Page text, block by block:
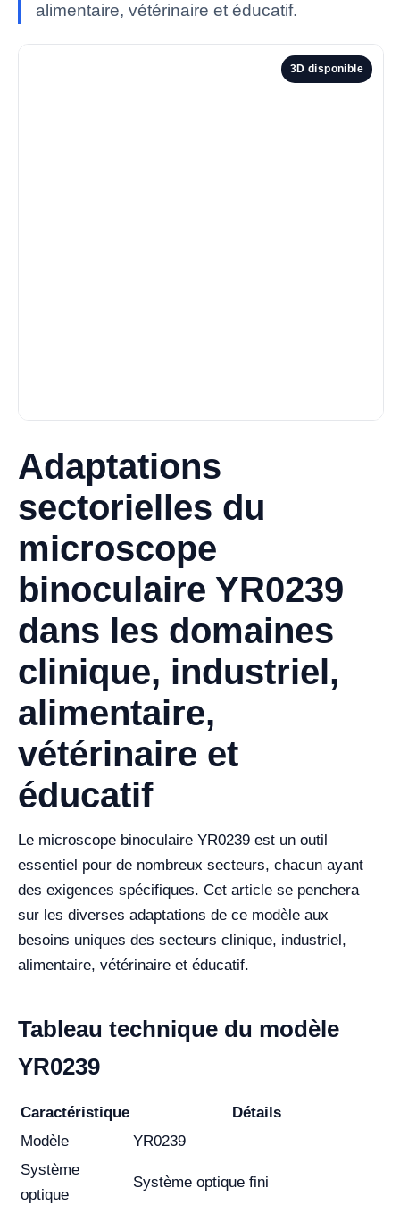
alimentaire, vétérinaire et éducatif.
3D disponible
Adaptations
sectorielles du
microscope
binoculaire YR0239
dans les domaines
clinique, industriel,
alimentaire,
vétérinaire et
éducatif
Le microscope binoculaire YR0239 est un outil
essentiel pour de nombreux secteurs, chacun ayant
des exigences spécifiques. Cet article se penchera
sur les diverses adaptations de ce modèle aux
besoins uniques des secteurs clinique, industriel,
alimentaire, vétérinaire et éducatif.
Tableau technique du modèle
YR0239
Caractéristique
Détails
Modèle
YR0239
Système
optique
Système optique fini